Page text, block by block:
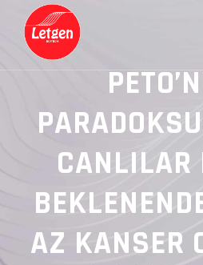
CANLILAR
AZ KANSER